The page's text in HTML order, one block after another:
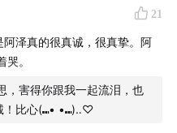
21
泽真的很真诚，很真挚。阿
。
，害得你跟我一起流泪，也
！比心(⑉• •⑉)‥♡